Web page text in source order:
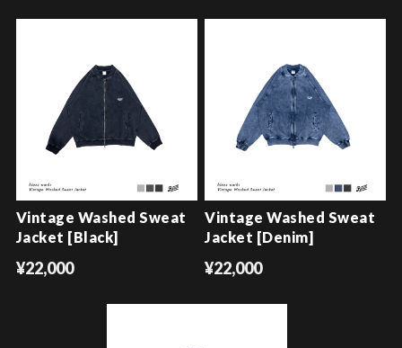
Vintage Washed Sweat
Jacket [Black]
¥22,000
Vintage Washed Sweat
Jacket [Denim]
¥22,000